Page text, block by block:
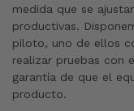
medida que se
productivas.
piloto, uno de ellos
realizar pruebas con
garantía de que el
producto.